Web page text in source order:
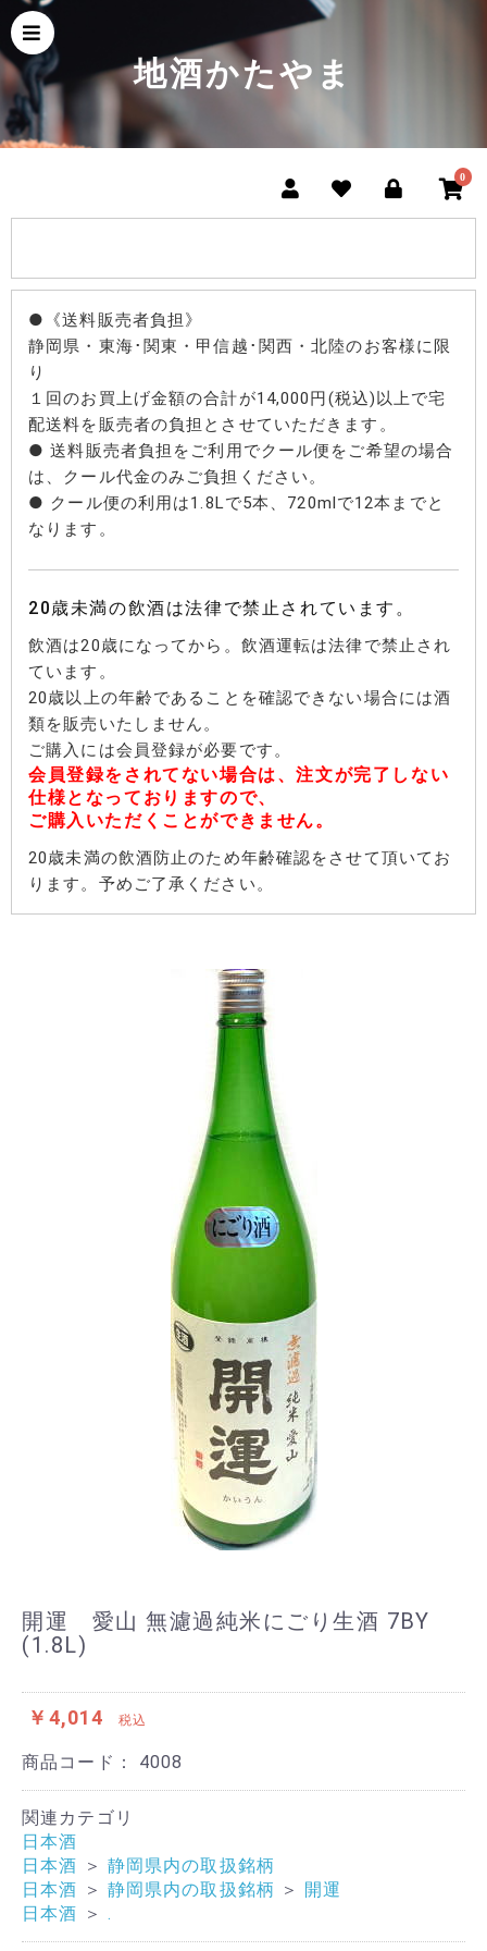
地酒かたやま
0
●《送料販売者負担》
静岡県・東海･関東・甲信越･関西・北陸のお客様に限
り
１回のお買上げ金額の合計が14,000円(税込)以上で宅
配送料を販売者の負担とさせていただきます。
● 送料販売者負担をご利用でクール便をご希望の場合
は、クール代金のみご負担ください。
● クール便の利用は1.8Lで5本、720mlで12本までと
なります。
20歳未満の飲酒は法律で禁止されています。
飲酒は20歳になってから。飲酒運転は法律で禁止され
ています。
20歳以上の年齢であることを確認できない場合には酒
類を販売いたしません。
ご購入には会員登録が必要です。
会員登録をされてない場合は、注文が完了しない
仕様となっておりますので、
ご購入いただくことができません。
20歳未満の飲酒防止のため年齢確認をさせて頂いてお
ります。予めご了承ください。
開運 愛山 無濾過純米にごり生酒 7BY
(1.8L)
￥4,014 税込
商品コード： 4008
関連カテゴリ
日本酒
日本酒 ＞ 静岡県内の取扱銘柄
日本酒 ＞ 静岡県内の取扱銘柄 ＞ 開運
日本酒 ＞ .